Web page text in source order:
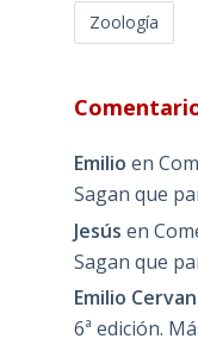
Zoología
Emilio en
Sagan que
Jesús en
Sagan que
Emilio
6ª edición.